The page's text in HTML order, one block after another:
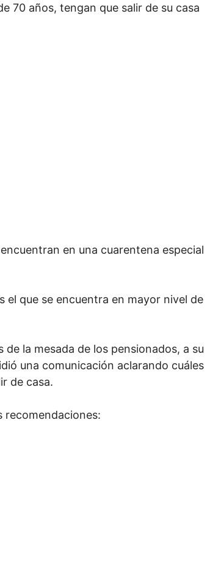
70 años, tengan que salir de su casa
en una cuarentena especial
el que se encuentra en mayor nivel de
la mesada de los pensionados, a su
una comunicación aclarando cuáles
de casa.
recomendaciones: